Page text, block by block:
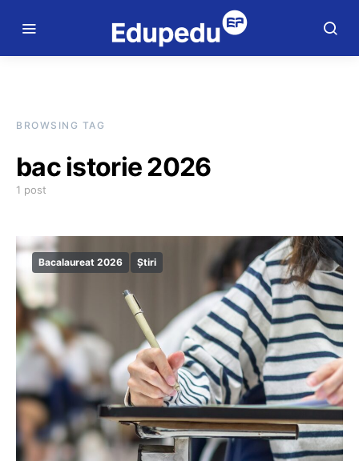
BROWSING TAG
bac istorie 2026
1 post
Bacalaureat 2026 Știri